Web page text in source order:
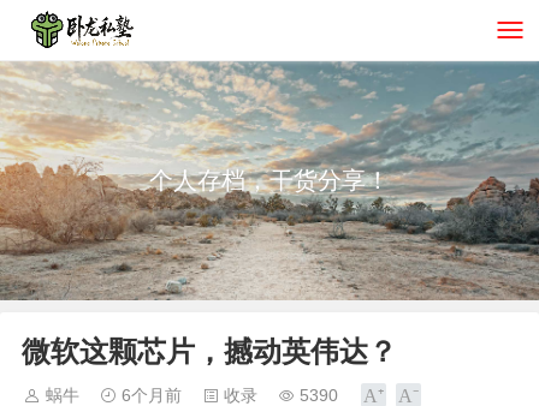
个人存档，干货分享！
微软这颗芯片，撼动英伟达？
蜗牛 6个月前 收录 5390